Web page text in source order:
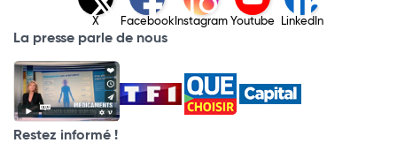
X Facebook Instagram Youtube LinkedIn
La presse parle de nous
Restez informé !